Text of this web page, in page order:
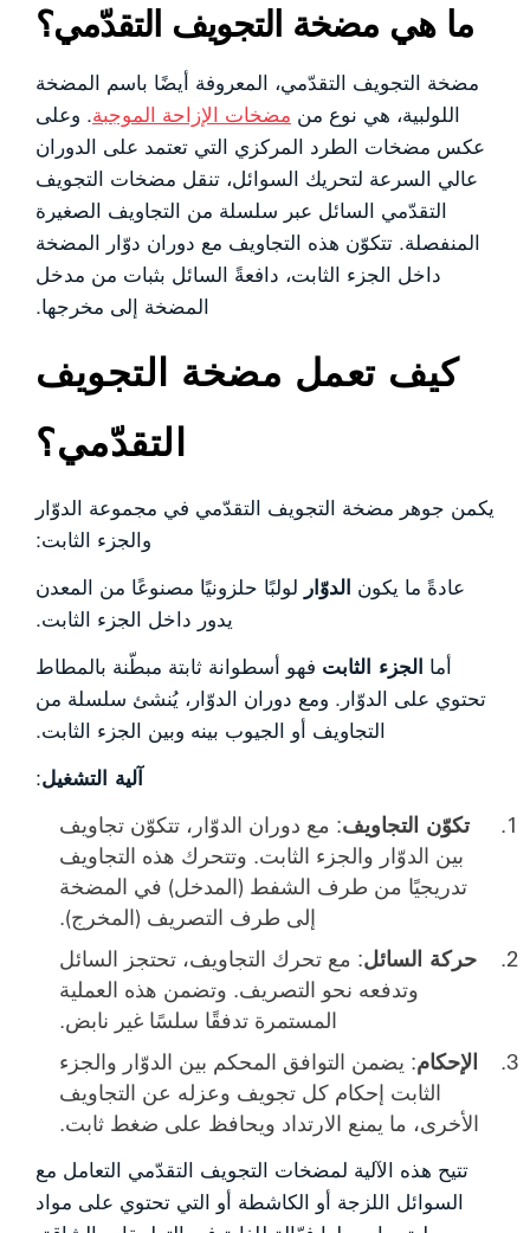
ما هي مضخة التجويف التقدّمي؟
مضخة التجويف التقدّمي، المعروفة أيضًا باسم المضخة
اللولبية، هي نوع من مضخات الإزاحة الموجبة. وعلى
عكس مضخات الطرد المركزي التي تعتمد على الدوران
عالي السرعة لتحريك السوائل، تنقل مضخات التجويف
التقدّمي السائل عبر سلسلة من التجاويف الصغيرة
المنفصلة. تتكوّن هذه التجاويف مع دوران دوّار المضخة
داخل الجزء الثابت، دافعةً السائل بثبات من مدخل
المضخة إلى مخرجها.
كيف تعمل مضخة التجويف
التقدّمي؟
يكمن جوهر مضخة التجويف التقدّمي في مجموعة الدوّار
والجزء الثابت:
عادةً ما يكون الدوّار لولبًا حلزونيًا مصنوعًا من المعدن
يدور داخل الجزء الثابت.
أما الجزء الثابت فهو أسطوانة ثابتة مبطّنة بالمطاط
تحتوي على الدوّار. ومع دوران الدوّار، يُنشئ سلسلة من
التجاويف أو الجيوب بينه وبين الجزء الثابت.
آلية التشغيل:
تكوّن التجاويف: مع دوران الدوّار، تتكوّن تجاويف
بين الدوّار والجزء الثابت. وتتحرك هذه التجاويف
تدريجيًا من طرف الشفط (المدخل) في المضخة
إلى طرف التصريف (المخرج).
حركة السائل: مع تحرك التجاويف، تحتجز السائل
وتدفعه نحو التصريف. وتضمن هذه العملية
المستمرة تدفقًا سلسًا غير نابض.
الإحكام: يضمن التوافق المحكم بين الدوّار والجزء
الثابت إحكام كل تجويف وعزله عن التجاويف
الأخرى، ما يمنع الارتداد ويحافظ على ضغط ثابت.
تتيح هذه الآلية لمضخات التجويف التقدّمي التعامل مع
السوائل اللزجة أو الكاشطة أو التي تحتوي على مواد